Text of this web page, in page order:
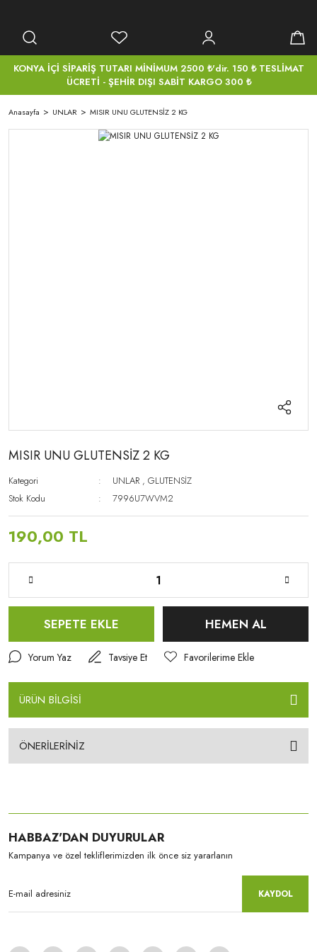
KONYA İÇİ SİPARİŞ TUTARI MİNİMUM 2500 ₺'dir. 150 ₺ TESLİMAT
ÜCRETİ - ŞEHİR DIŞI SABİT KARGO 300 ₺
Anasayfa UNLAR MISIR UNU GLUTENSİZ 2 KG
MISIR UNU GLUTENSİZ 2 KG
Kategori UNLAR ,GLUTENSİZ
Stok Kodu
7996U7WVM2
190,00 TL
SEPETE EKLE HEMEN AL
Yorum Yaz Tavsiye Et
ÜRÜN BİLGİSİ
ÖNERİLERİNİZ
HABBAZ'DAN DUYURULAR
Kampanya ve özel tekliflerimizden ilk önce siz yararlanın
KAYDOL